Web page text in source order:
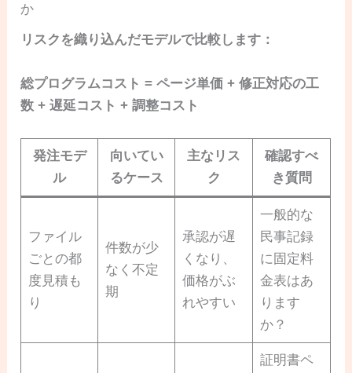
か
リスクを織り込んだモデルで比較します：
総プログラムコスト = ページ単価 + 修正対応の工
数 + 遅延コスト + 調整コスト
発注モデ
ル
向いてい
るケース
主なリス
ク
確認すべ
き質問
ファイル
ごとの都
度見積も
り
件数が少
なく不定
期
承認が遅
くなり、
価格がぶ
れやすい
一般的な
民事記録
に固定料
金表はあ
ります
か？
証明書ペ